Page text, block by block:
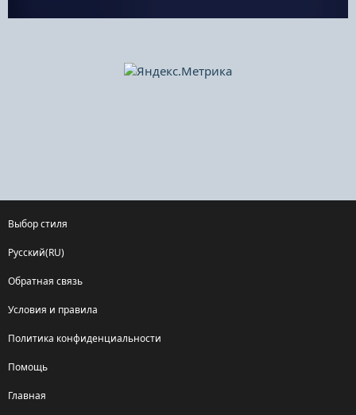
Выбор стиля
Русский(RU)
Обратная связь
Условия и правила
Политика конфиденциальности
Помощь
Главная